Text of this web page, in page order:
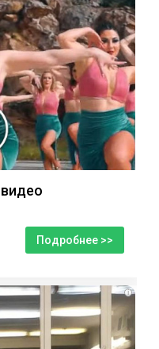
Подробнее >>
i